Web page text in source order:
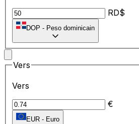
RD$
DOP - Peso dominicain
Vers
Vers
€
EUR - Euro